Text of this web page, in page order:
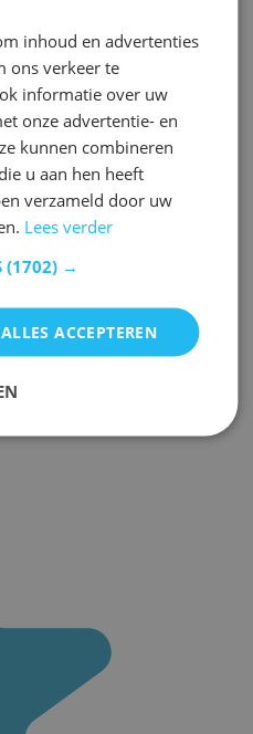
inhoud en advertenties
ons verkeer te
informatie over uw
onze advertentie- en
kunnen combineren
u aan hen heeft
verzameld door uw
Lees verder
(1702) →
ALLES ACCEPTEREN